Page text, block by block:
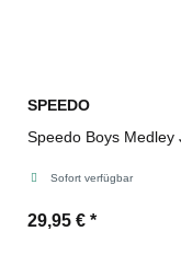
SPEEDO
Speedo Boys Medley
Sofort verfügbar
29,95 € *